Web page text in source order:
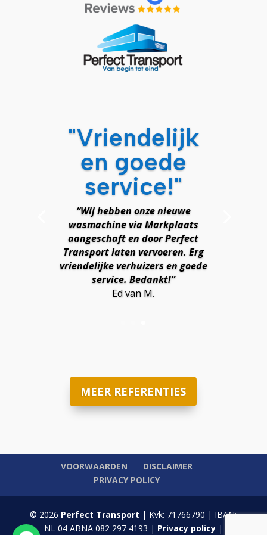
"Vriendelijk
en goede
service!"
“Wij hebben onze nieuwe
wasmachine via Markplaats
aangeschaft en door Perfect
Transport laten vervoeren. Erg
vriendelijke verhuizers en goede
service. Bedankt!”
Ed van M.
MEER REFERENTIES
VOORWAARDEN
DISCLAIMER
PRIVACY POLICY
© 2026 Perfect Transport | Kvk: 71766790 | IBAN:
NL 04 ABNA 082 297 4193 | Privacy policy|